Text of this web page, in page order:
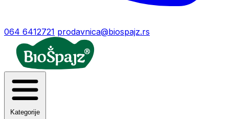
064 6412721 prodavnica@biospajz.rs
Kategorije